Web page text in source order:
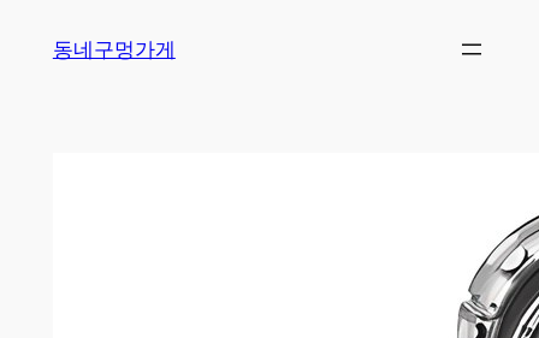
동네구멍가게